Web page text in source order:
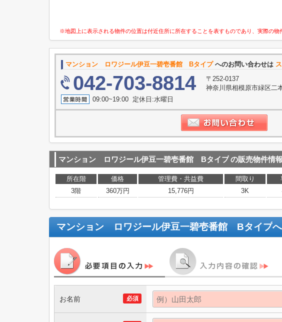
※地図上に表示される物件の位置は付近住所に所在することを表すものであり、実際の物
マンション ロワジール伊豆一碧壱番館 Bタイプへのお問い合わせは
042-703-8814
〒252-0137
神奈川県相模原市緑区二
09:00~19:00 定休日:水曜日
マンション ロワジール伊豆一碧壱番館 Bタイプの販売物件情報
所在階 価格 管理費・共益費 間取り
3階
360万円 15,776円 3K
マンション ロワジール伊豆一碧壱番館 Bタイプ
必須
お名前